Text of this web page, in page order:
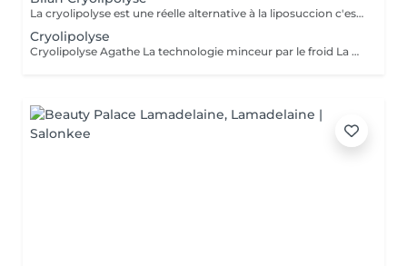
La cryolipolyse est une réelle alternative à la liposuccion c'est une méthode radicale, unique et non invasive qui détruit la graisse par le froid. Cette technique est utilisée pour redessiner votre silhouette et gommer la cellulite. Idéale pour le ventre, les poignées d'amour sur les hanches, les fesses et la culotte de cheval mais aussi l'interieur des cuisses et des bras.
Cryolipolyse
Cryolipolyse Agathe La technologie minceur par le froid La Cryolipolyse est une technique innovante qui utilise le froid contrôlé pour éliminer définitivement les cellules graisseuses (adipocytes) de façon ciblée et naturelle. Grâce à l'appareil Agathe, dernière génération réelle alternative à la liposuccion, nous offrons une méthode efficace et non invasive pour remodeler la silhouette et affiner les zones rebelles dès la première séance. Les zones traitées Nous ciblons les zones où les amas graisseux sont les plus tenaces et difficiles à éliminer avec le sport ou l'alimentation : - Ventre & Bas du ventre : Réduit la graisse abdominale et améliore le galbe du ventre. - Poignées d'amour : Affine la taille et redessine les contours. - Culotte de cheval : Atténue les amas graisseux sur les hanches et les fesses. - Intérieur des cuisses : Permet d'affiner et d'harmoniser la silhouette des jambes. - Bras : Cible le relâchement cutané et sculpte les bras. - Double menton : Redéfinit l'ovale du visage et affine le cou. Quels résultats attendre EN UNE SEULE SÉANCE ? * Réduction visible des amas graisseux grâce à la destruction des cellules adipeuses. * Peau plus lisse et raffermie, grâce à l'effet tenseur du froid sur les tissus. * Perte de centimètres sur la zone traitée (les premiers résultats sont visibles après 3 à 4 semaines, avec un effet optimal en 6 à 8 semaines). * Résultats durables : Les cellules graisseuses éliminées ne reviennent pas si une bonne hygiène de vie est maintenue. Un bilan personnalisé est réalisé avant chaque séance pour définir votre programme minceur et adapter le traitement à vos besoins.